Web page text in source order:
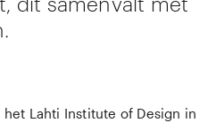
Lahti Institute of Design in